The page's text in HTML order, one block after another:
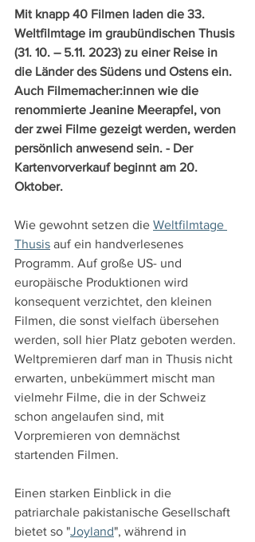
Mit knapp 40 Filmen laden die 33.
Weltfilmtage im graubündischen Thusis
(31. 10. – 5.11. 2023) zu einer Reise in
die Länder des Südens und Ostens ein.
Auch Filmemacher:innen wie die
renommierte Jeanine Meerapfel, von
der zwei Filme gezeigt werden, werden
persönlich anwesend sein. - Der
Kartenvorverkauf beginnt am 20.
Oktober.
Wie gewohnt setzen die Weltfilmtage
Thusis auf ein handverlesenes
Programm. Auf große US- und
europäische Produktionen wird
konsequent verzichtet, den kleinen
Filmen, die sonst vielfach übersehen
werden, soll hier Platz geboten werden.
Weltpremieren darf man in Thusis nicht
erwarten, unbekümmert mischt man
vielmehr Filme, die in der Schweiz
schon angelaufen sind, mit
Vorpremieren von demnächst
startenden Filmen.
Einen starken Einblick in die
patriarchale pakistanische Gesellschaft
bietet so "Joyland", während in